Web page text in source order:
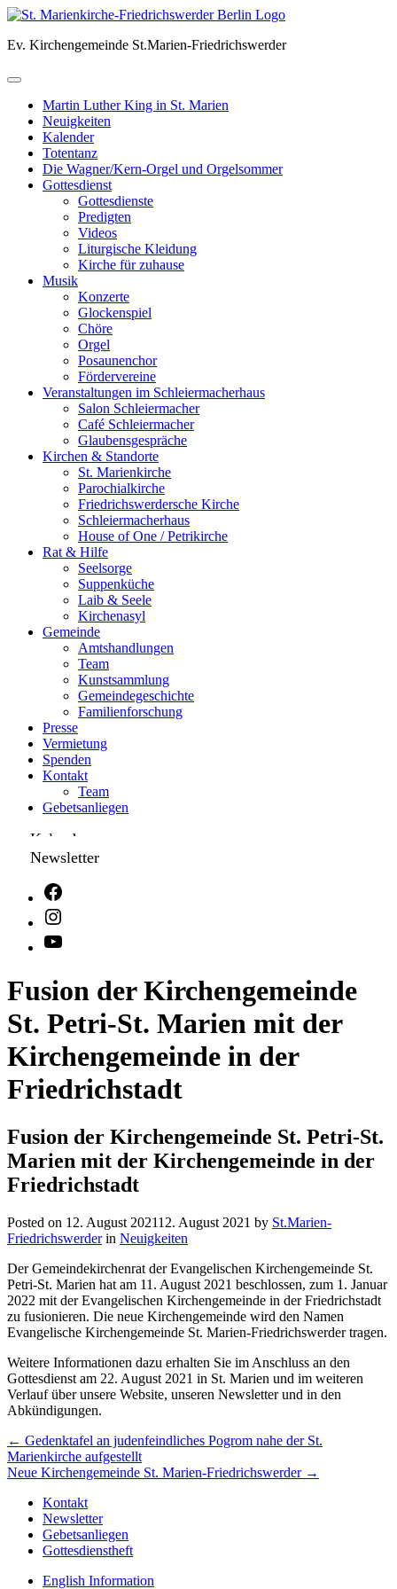
Skip
content
Ev. Kirchengemeinde St.Marien-Friedrichswerder
Martin Luther King in St. Marien
Neuigkeiten
Kalender
Totentanz
Die Wagner/Kern-Orgel und Orgelsommer
Gottesdienst
Gottesdienste
Predigten
Videos
Liturgische Kleidung
Kirche für zuhause
Musik
Konzerte
Glockenspiel
Chöre
Orgel
Posaunenchor
Fördervereine
Veranstaltungen im Schleiermacherhaus
Salon Schleiermacher
Café Schleiermacher
Glaubensgespräche
Kirchen & Standorte
St. Marienkirche
Parochialkirche
Friedrichswerdersche Kirche
Schleiermacherhaus
House of One / Petrikirche
Rat & Hilfe
Seelsorge
Suppenküche
Laib & Seele
Kirchenasyl
Gemeinde
Amtshandlungen
Team
Kunstsammlung
Gemeindegeschichte
Familienforschung
Presse
Vermietung
Spenden
Kontakt
Team
Gebetsanliegen
Kalender
Newsletter
Fusion der Kirchengemeinde
St. Petri-St. Marien mit der
Kirchengemeinde in der
Friedrichstadt
Fusion der Kirchengemeinde St. Petri-St.
Marien mit der Kirchengemeinde in der
Friedrichstadt
Posted on 12. August 202112. August 2021 by St.Marien-
Friedrichswerderin Neuigkeiten
Der Gemeindekirchenrat der Evangelischen Kirchengemeinde St.
Petri-St. Marien hat am 11. August 2021 beschlossen, zum 1. Januar
2022 mit der Evangelischen Kirchengemeinde in der Friedrichstadt
zu fusionieren. Die neue Kirchengemeinde wird den Namen
Evangelische Kirchengemeinde St. Marien-Friedrichswerder tragen.
Weitere Informationen dazu erhalten Sie im Anschluss an den
Gottesdienst am 22. August 2021 in St. Marien und im weiteren
Verlauf über unsere Website, unseren Newsletter und in den
Abkündigungen.
Beitragsnavigation
← Gedenktafel an judenfeindliches Pogrom nahe der St.
Marienkirche aufgestellt
Neue Kirchengemeinde St. Marien-Friedrichswerder →
Kontakt
Newsletter
Gebetsanliegen
Gottesdienstheft
English Information